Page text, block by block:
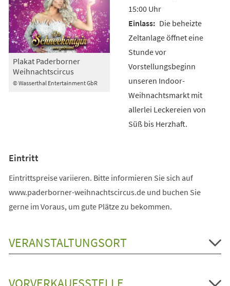
© Wasserthal Entertainment GbR
Plakat Paderborner
Weihnachtscircus
15:00 Uhr
Die beheizte
Zeltanlage öffnet eine
Stunde vor
Vorstellungsbeginn
unseren Indoor-
Weihnachtsmarkt mit
allerlei Leckereien von
Süß bis Herzhaft.
Eintritt
Eintrittspreise variieren. Bitte informieren Sie sich auf
www.paderborner-weihnachtscircus.de und buchen Sie
gerne im Voraus, um gute Plätze zu bekommen.
VERANSTALTUNGSORT